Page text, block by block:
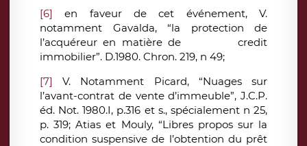
[6]
en faveur de cet événement, V.
notamment Gavalda, “la protection de
l’acquéreur en matière de credit
immobilier”. D.1980. Chron. 219, n 49;
[7]
V. Notamment Picard, “Nuages sur
l’avant-contrat de vente d’immeuble”, J.C.P.
éd. Not. 1980.I, p.316 et s., spécialement n 25,
p. 319; Atias et Mouly, “Libres propos sur la
condition suspensive de l’obtention du prêt